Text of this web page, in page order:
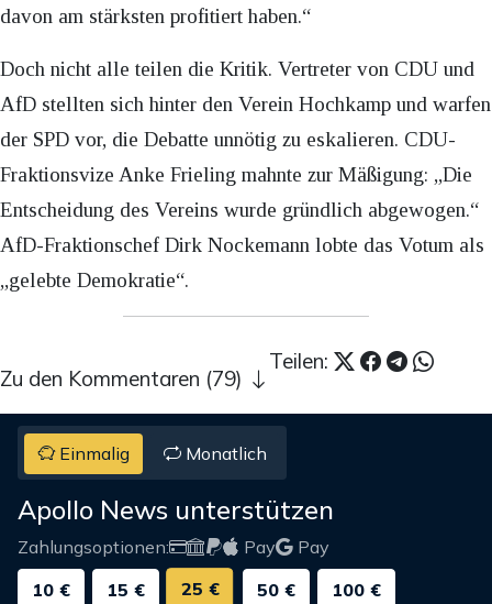
davon am stärksten profitiert haben.“
Doch nicht alle teilen die Kritik. Vertreter von CDU und
AfD stellten sich hinter den Verein Hochkamp und warfen
der SPD vor, die Debatte unnötig zu eskalieren. CDU-
Fraktionsvize Anke Frieling mahnte zur Mäßigung: „Die
Entscheidung des Vereins wurde gründlich abgewogen.“
AfD-Fraktionschef Dirk Nockemann lobte das Votum als
„gelebte Demokratie“.
Teilen:
Zu den Kommentaren (79)
Einmalig Monatlich
Apollo News unterstützen
Zahlungsoptionen: Pay
Pay
10 €
15 € 25 € 50 € 100 €